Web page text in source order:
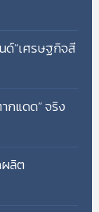
ด์“เศรษฐกิจสี
กแดด” จริง
ลิต